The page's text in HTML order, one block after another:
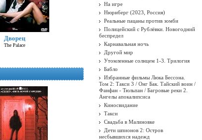
Дворец
The Palace
На игре
Нюрнберг (2023, Россия)
Реальные пацаны против зомби
Полицейский с Рублёвки. Новогодний
беспредел
Карнавальная ночь
Другой мир
Утомленные солнцем 1-3. Трилогия
Бабло
Избранные фильмы Люка Бессона.
Том 2: Такси 3 / Онг Бак. Тайский воин /
Фанфан - Тюльпан / Багровые реки 2.
Ангелы апокалипсиса
Киносвидание
Такси
Свадьба в Малиновке
Дети шпионов 2: Остров
несбывшихся надежд